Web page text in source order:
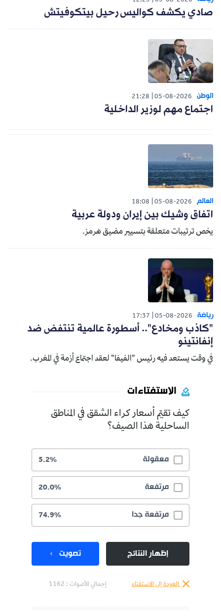
صادي يكشف كواليس رحيل بيتكوفيتش
الوطن 05-08-2026
21:28
اجتماع مهم لوزير الداخلية
العالم 05-08-2026
18:08
اتفاق وشيك بين إيران ودولة عربية
يخص ترتيبات متعلقة بتسيير مضيق هرمز.
رياضة 05-08-2026
17:37
"كاذب ومخادع".. أسطورة عالمية تنتفض ضد
إنفانتينو
في وقت يستعد فيه رئيس "الفيفا" لعقد اجتماع أزمة في المغرب.
الاستفتاءات
كيف تقيّم أسعار كراء الشقق في المناطق
الساحلية هذا الصيف؟
معقولة 5.2%
مرتفعة 20.0%
مرتفعة جدا 74.9%
إظهار النتائج تصويت
العودة إلى الاستفتاء إجمالي الأصوات : 1162